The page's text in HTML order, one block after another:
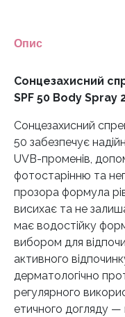
Spray
кількість
Опис
Сонцезахисний
SPF 50 Body Spray
Сонцезахисний
50 забезпечує
UVB-променів,
фотостарінню та
прозора формула
висихає та не
має водостійку
вибором для
активного
дерматологічно
регулярного
етичного догляду —